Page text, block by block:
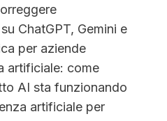
ChatGPT, Gemini e
per aziende
artificiale: come
AI sta funzionando
artificiale per